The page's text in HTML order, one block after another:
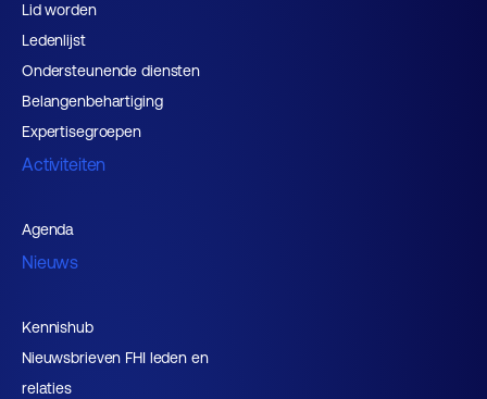
Lid worden
Ledenlijst
Ondersteunende diensten
Belangenbehartiging
Expertisegroepen
Activiteiten
Agenda
Nieuws
Kennishub
Nieuwsbrieven FHI leden en
relaties